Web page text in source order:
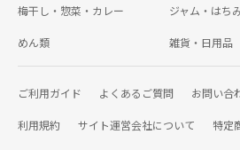
梅干し・惣菜・カレー ジャム・はち
めん類 雑貨・日用品
ご利用ガイド よくあるご質問 お問い合
利用規約 サイト運営会社について 特定